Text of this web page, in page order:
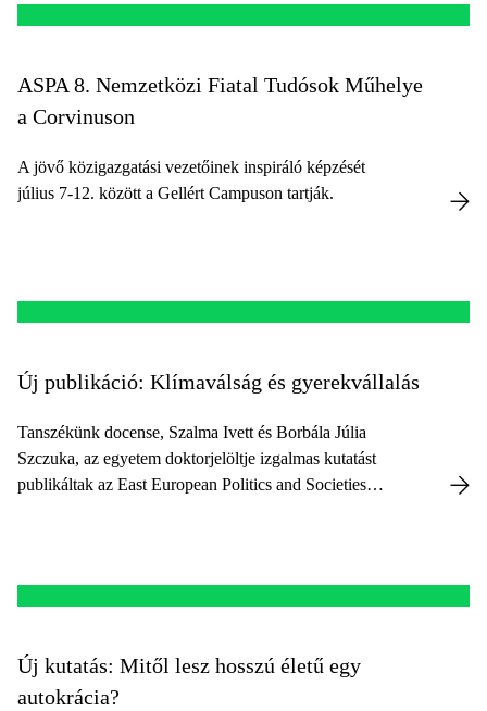
ASPA 8. Nemzetközi Fiatal Tudósok Műhelye
a Corvinuson
A jövő közigazgatási vezetőinek inspiráló képzését
július 7-12. között a Gellért Campuson tartják.
Új publikáció: Klímaválság és gyerekvállalás
Tanszékünk docense, Szalma Ivett és Borbála Júlia
Szczuka, az egyetem doktorjelöltje izgalmas kutatást
publikáltak az East European Politics and Societies
Új kutatás: Mitől lesz hosszú életű egy
autokrácia?